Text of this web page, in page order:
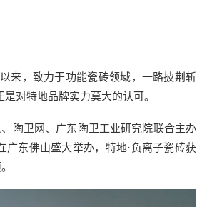
来，致力于功能瓷砖领域，一路披荆斩
对特地品牌实力莫大的认可。
陶卫网、广东陶卫工业研究院联合主办
广东佛山盛大举办，特地·负离子瓷砖获